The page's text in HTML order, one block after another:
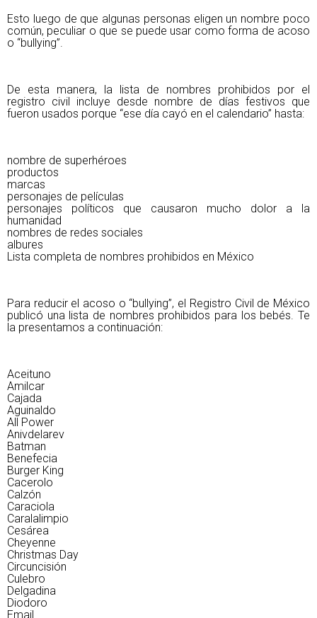
Esto luego de que algunas personas eligen un nombre poco
común, peculiar o que se puede usar como forma de acoso
o “bullying”.
De esta manera, la lista de nombres prohibidos por el
registro civil incluye desde nombre de días festivos que
fueron usados porque “ese día cayó en el calendario” hasta:
nombre de superhéroes
productos
marcas
personajes de películas
personajes políticos que causaron mucho dolor a la
humanidad
nombres de redes sociales
albures
Lista completa de nombres prohibidos en México
Para reducir el acoso o “bullying”, el Registro Civil de México
publicó una lista de nombres prohibidos para los bebés. Te
la presentamos a continuación:
Aceituno
Amilcar
Cajada
Aguinaldo
All Power
Anivdelarev
Batman
Benefecia
Burger King
Cacerolo
Calzón
Caraciola
Caralalimpio
Cesárea
Cheyenne
Christmas Day
Circuncisión
Culebro
Delgadina
Diodoro
Email